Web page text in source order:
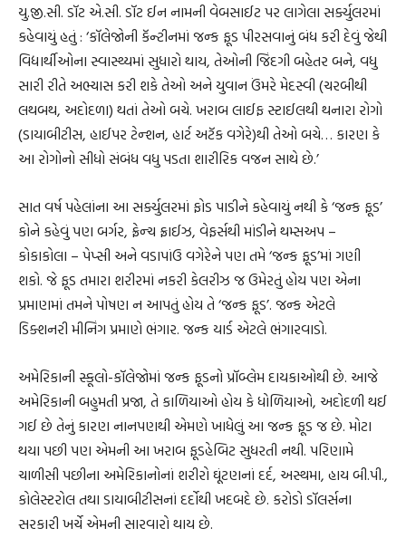
યુ.જી.સી. ડૉટ એ.સી. ડૉટ ઈન નામની વેબસાઈટ પર લાગેલા સર્ક્યુલરમાં
કહેવાયું હતું : ‘કૉલેજોની કૅન્ટીનમાં જન્ક ફૂડ પીરસવાનું બંધ કરી દેવું જેથી
વિદ્યાર્થીઓના સ્વાસ્થ્યમાં સુધારો થાય, તેઓની જિંદગી બહેતર બને, વધુ
સારી રીતે અભ્યાસ કરી શકે તેઓ અને યુવાન ઉંમરે મેદસ્વી (ચરબીથી
લથબથ, અદોદળા) થતાં તેઓ બચે. ખરાબ લાઈફ સ્ટાઈલથી થનારા રોગો
(ડાયાબીટીસ, હાઈપર ટેન્શન, હાર્ટ અટૅક વગેરે)થી તેઓ બચે… કારણ કે
આ રોગોનો સીધો સંબંધ વધુ પડતા શારીરિક વજન સાથે છે.’
સાત વર્ષ પહેલાંના આ સર્ક્યુલરમાં ફોડ પાડીને કહેવાયું નથી કે ‘જન્ક ફૂડ’
કોને કહેવું પણ બર્ગર, ફ્રેન્ચ ફ્રાઈઝ, વેફર્સથી માંડીને થમ્સઅપ –
કોકાકોલા – પેપ્સી અને વડાપાંઉ વગેરેને પણ તમે ‘જન્ક ફૂડ’માં ગણી
શકો. જે ફૂડ તમારા શરીરમાં નકરી કેલરીઝ જ ઉમેરતું હોય પણ એના
પ્રમાણમાં તમને પોષણ ન આપતું હોય તે ‘જન્ક ફૂડ’. જન્ક એટલે
ડિક્શનરી મીનિંગ પ્રમાણે ભંગાર. જન્ક યાર્ડ એટલે ભંગારવાડો.
અમેરિકાની સ્કૂલો-કૉલેજોમાં જન્ક ફૂડનો પ્રૉબ્લેમ દાયકાઓથી છે. આજે
અમેરિકાની બહુમતી પ્રજા, તે કાળિયાઓ હોય કે ધોળિયાઓ, અદોદળી થઈ
ગઈ છે તેનું કારણ નાનપણથી એમણે ખાધેલું આ જન્ક ફૂડ જ છે. મોટા
થયા પછી પણ એમની આ ખરાબ ફૂડહેબિટ સુધરતી નથી. પરિણામે
ચાળીસી પછીના અમેરિકાનોનાં શરીરો ઘૂંટણનાં દર્દ, અસ્થમા, હાય બી.પી.,
કોલેસ્ટરોલ તથા ડાયાબીટીસનાં દર્દોથી ખદબદે છે. કરોડો ડૉલર્સના
સરકારી ખર્ચે એમની સારવારો થાય છે.